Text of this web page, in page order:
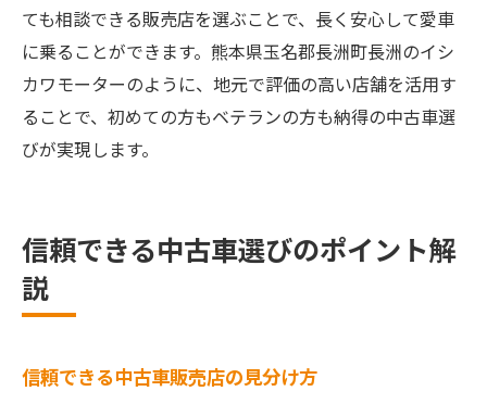
ても相談できる販売店を選ぶことで、長く安心して愛車
に乗ることができます。熊本県玉名郡長洲町長洲のイシ
カワモーターのように、地元で評価の高い店舗を活用す
ることで、初めての方もベテランの方も納得の中古車選
びが実現します。
信頼できる中古車選びのポイント解
説
信頼できる中古車販売店の見分け方